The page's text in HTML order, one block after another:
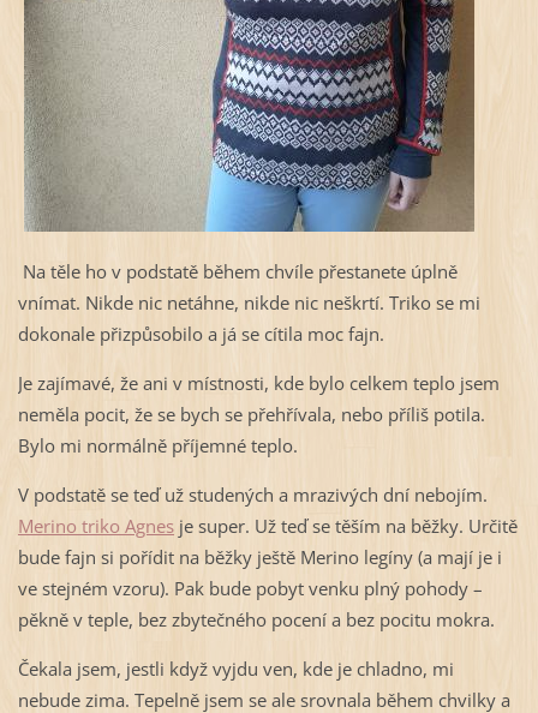
Na těle ho v podstatě během chvíle přestanete úplně
vnímat. Nikde nic netáhne, nikde nic neškrtí. Triko se mi
dokonale přizpůsobilo a já se cítila moc fajn.
Je zajímavé, že ani v místnosti, kde bylo celkem teplo jsem
neměla pocit, že se bych se přehřívala, nebo příliš potila.
Bylo mi normálně příjemné teplo.
V podstatě se teď už studených a mrazivých dní nebojím.
Merino triko Agnesje super. Už teď se těším na běžky. Určitě
bude fajn si pořídit na běžky ještě Merino legíny (a mají je i
ve stejném vzoru). Pak bude pobyt venku plný pohody –
pěkně v teple, bez zbytečného pocení a bez pocitu mokra.
Čekala jsem, jestli když vyjdu ven, kde je chladno, mi
nebude zima. Tepelně jsem se ale srovnala během chvilky a